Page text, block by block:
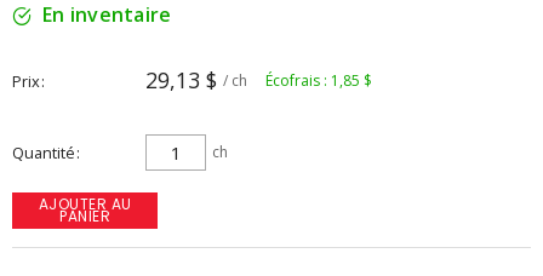
En inventaire
Prix 29,13 $ / ch Écofrais : 1,85 $
Quantité ch
AJOUTER AU
PANIER